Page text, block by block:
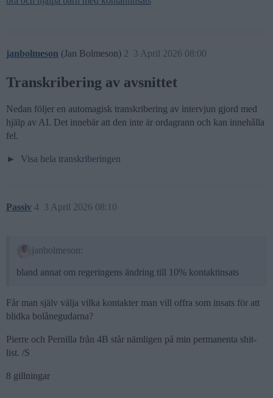
janbolmeson (Jan Bolmeson) 3 April 2026 08:00
2
Transkribering av avsnittet
Nedan följer en automagisk transkribering av intervjun gjord med
hjälp av AI. Det innebär att den inte är ordagrann och kan innehålla
fel.
Visa hela transkriberingen
Passiv 3 April 2026 08:10
4
janbolmeson:
bland annat om regeringens ändring till 10% kontaktinsats
Får man själv välja vilka kontakter man vill offra som insats för att
blidka bolånegudarna?
Pierre och Pernilla från 4B står nämligen på min permanenta shit-
list. /S
8 gillningar